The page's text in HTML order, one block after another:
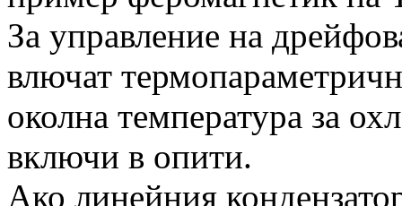
За управление на
влючат
околна температура за
включи в опити.
Ако линейния